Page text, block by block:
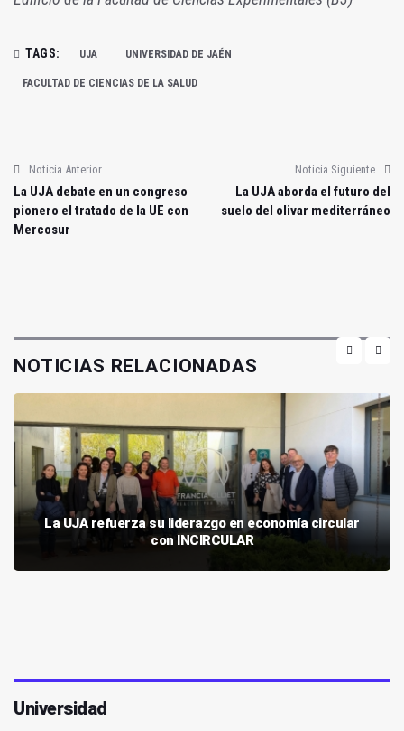
TAGS: UJA UNIVERSIDAD DE JAÉN
FACULTAD DE CIENCIAS DE LA SALUD
Noticia Anterior
La UJA debate en un congreso
pionero el tratado de la UE con
Mercosur
Noticia Siguiente
La UJA aborda el futuro del
suelo del olivar mediterráneo
NOTICIAS RELACIONADAS
La UJA refuerza su liderazgo en economía circular
con INCIRCULAR
Universidad